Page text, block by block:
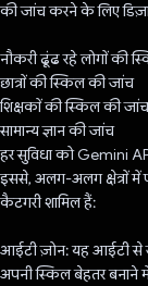
की जांच करने के लिए
नौकरी ढूंढ रहे लोगों की
छात्रों की स्किल की जांच
शिक्षकों की स्किल की जांच
सामान्य ज्ञान की जांच
हर सुविधा को Gemini
इससे, अलग-अलग क्षेत्रों में
कैटगरी शामिल हैं:
आईटी ज़ोन: यह आईटी से
अपनी स्किल बेहतर बनाने